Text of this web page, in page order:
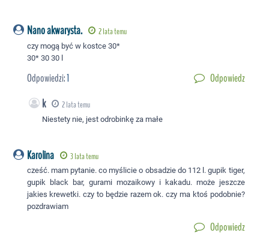
Nano akwarysta. 2 lata temu
czy mogą być w kostce 30*
30* 30 30 l
Odpowiedzi:1 Odpowiedz
k 2 lata temu
Niestety nie, jest odrobinkę za małe
Karolina 3 lata temu
cześć. mam pytanie. co myślicie o obsadzie do 112 l. gupik tiger,
gupik black bar, gurami mozaikowy i kakadu. może jeszcze
jakies krewetki. czy to będzie razem ok. czy ma ktoś podobnie?
pozdrawiam
Odpowiedz